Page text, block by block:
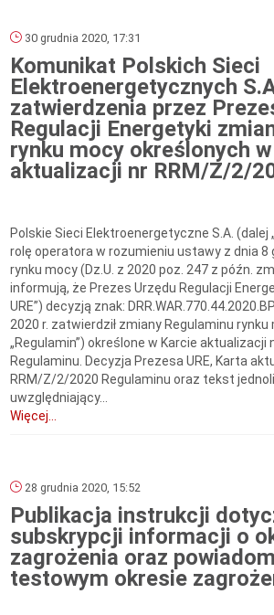
30 grudnia 2020, 17:31
Komunikat Polskich Sieci
Elektroenergetycznych
zatwierdzenia przez
Regulacji Energetyki
rynku mocy określonych
aktualizacji nr RRM/Z/2/
Polskie Sieci Elektroenergetyczne S.A. (dalej
rolę operatora w rozumieniu ustawy z dnia 8
rynku mocy (Dz.U. z 2020 poz. 247 z późn.
informują, że Prezes Urzędu Regulacji
URE”) decyzją znak:
2020 r. zatwierdził zmiany Regulaminu rynku
„Regulamin”) określone w Karcie
Regulaminu. Decyzja Prezesa URE, Karta
RRM/Z/2/2020 Regulaminu oraz tekst
uwzględniający...
Więcej...
28 grudnia 2020, 15:52
Publikacja instrukcji
subskrypcji informacji o
zagrożenia oraz
testowym okresie